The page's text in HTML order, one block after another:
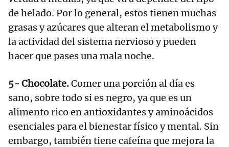
de helado. Por lo general, estos tienen muchas
grasas y azúcares que alteran el metabolismo y
la actividad del sistema nervioso y pueden
hacer que pases una mala noche.
5- Chocolate.Comer una porción al día es
sano, sobre todo si es negro, ya que es un
alimento rico en antioxidantes y aminoácidos
esenciales para el bienestar físico y mental. Sin
embargo, también tiene cafeína que mejora la